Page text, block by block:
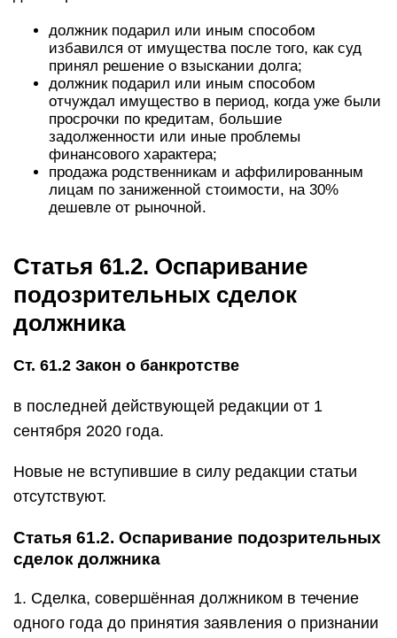
должник подарил или иным способом
избавился от имущества после того, как суд
принял решение о взыскании долга;
должник подарил или иным способом
отчуждал имущество в период, когда уже были
просрочки по кредитам, большие
задолженности или иные проблемы
финансового характера;
продажа родственникам и аффилированным
лицам по заниженной стоимости, на 30%
дешевле от рыночной.
Статья 61.2. Оспаривание
подозрительных сделок
должника
Ст. 61.2 Закон о банкротстве
в последней действующей редакции от 1
сентября 2020 года.
Новые не вступившие в силу редакции статьи
отсутствуют.
Статья 61.2. Оспаривание подозрительных
сделок должника
1. Сделка, совершённая должником в течение
одного года до принятия заявления о признании